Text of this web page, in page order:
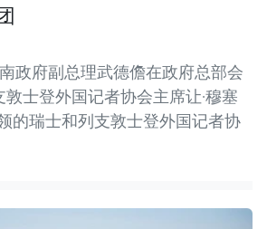
政府副总理武德儋在政府总部会
士登外国记者协会主席让·穆塞
领的瑞士和列支敦士登外国记者协